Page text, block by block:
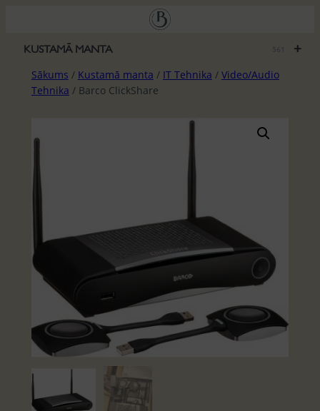
saturu
+
KUSTAMĀ MANTA
Sākums / Kustamā manta / IT Tehnika / Video/Audio
Tehnika / Barco ClickShare